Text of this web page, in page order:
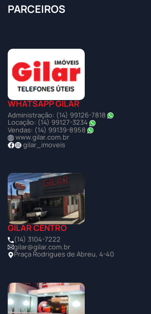
PARCEIROS
WHATSAPP GILAR
Administração: (14) 99126-7818
Locação: (14) 99127-3234
Vendas: (14) 99139-8958
www.gilar.com.br
gilar_imoveis
GILAR CENTRO
(14) 3104-7222
gilar@gilar.com.br
Praça Rodrigues de Abreu, 4-40